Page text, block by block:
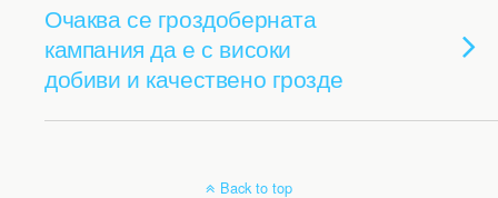
Очаква се гроздоберната
кампания да е с високи
добиви и качествено грозде
Back to top